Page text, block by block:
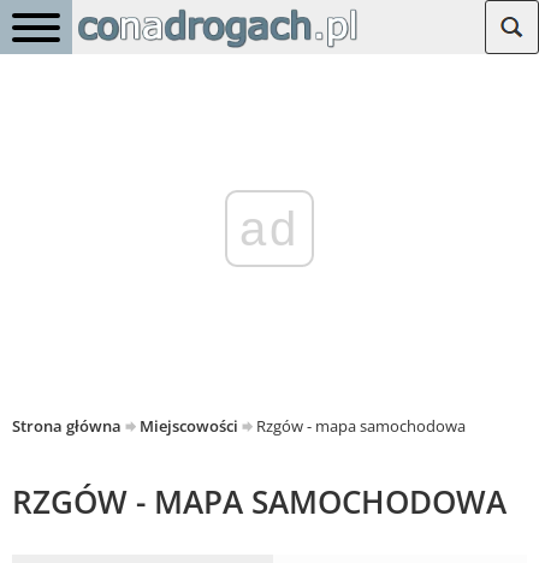
ad
Strona główna Miejscowości Rzgów - mapa samochodowa
RZGÓW - MAPA SAMOCHODOWA